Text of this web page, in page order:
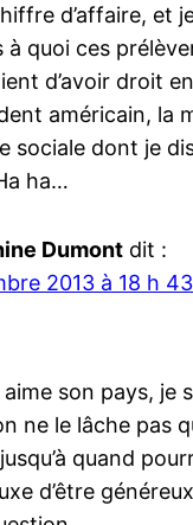
d’affaire, et
à quoi ces
d’avoir droit
américain, la
sociale dont je
ha…
Dumont dit :
2013 à 18 h
son pays, je
ne le lâche pas
quand
d’être généreux